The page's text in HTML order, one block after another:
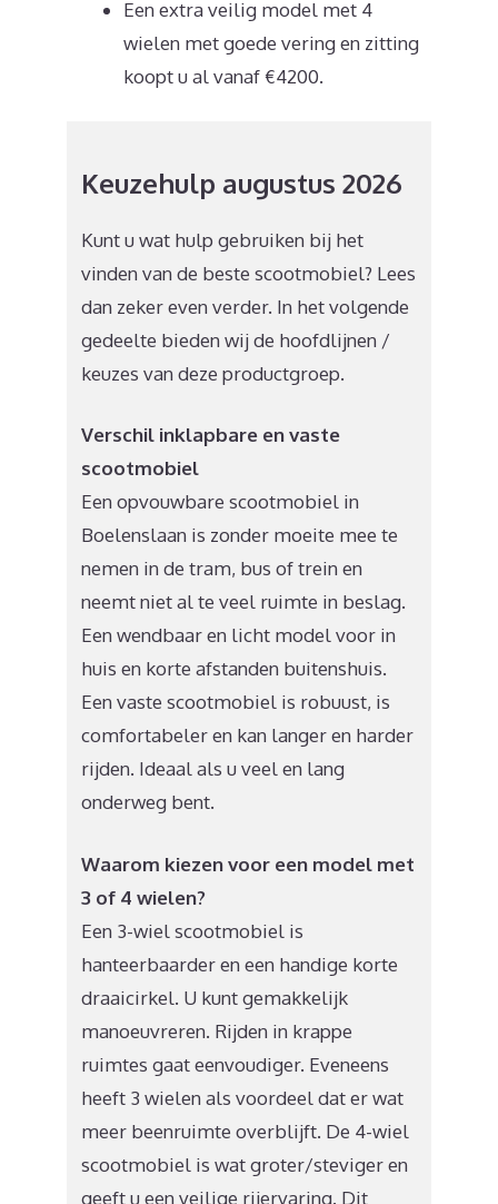
Een extra veilig model met 4
wielen met goede vering en zitting
koopt u al vanaf €4200.
Keuzehulp augustus 2026
Kunt u wat hulp gebruiken bij het
vinden van de beste scootmobiel? Lees
dan zeker even verder. In het volgende
gedeelte bieden wij de hoofdlijnen /
keuzes van deze productgroep.
Verschil inklapbare en vaste
scootmobiel
Een opvouwbare scootmobiel in
Boelenslaan is zonder moeite mee te
nemen in de tram, bus of trein en
neemt niet al te veel ruimte in beslag.
Een wendbaar en licht model voor in
huis en korte afstanden buitenshuis.
Een vaste scootmobiel is robuust, is
comfortabeler en kan langer en harder
rijden. Ideaal als u veel en lang
onderweg bent.
Waarom kiezen voor een model met
3 of 4 wielen?
Een 3-wiel scootmobiel is
hanteerbaarder en een handige korte
draaicirkel. U kunt gemakkelijk
manoeuvreren. Rijden in krappe
ruimtes gaat eenvoudiger. Eveneens
heeft 3 wielen als voordeel dat er wat
meer beenruimte overblijft. De 4-wiel
scootmobiel is wat groter/steviger en
geeft u een veilige rijervaring. Dit